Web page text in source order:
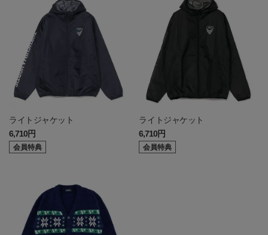
ライトジャケット
6,710円
会員特典
ライトジャケット
6,710円
会員特典